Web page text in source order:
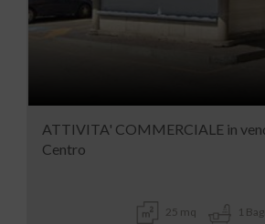
ATTIVITA' COMMERCIALE in
Centro
25 mq 1